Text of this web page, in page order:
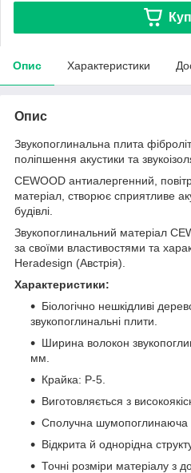
Опис Характеристики
Опис
Звукопоглинальна плита
поліпшення акустики та
CEWOOD антиалергенний,
матеріал, створює сприятливе
будівлі.
Звукопоглинальний матеріал
за своїми властивостями та
Heradesign (Австрія).
Характеристики:
Біологічно нешкідливі
звукопоглинальні плити.
Ширина волокон
мм.
Крайка: P-5.
Виготовляється з
Сполучна шумопоглинаюча
Відкрита й однорідна
Точні розміри матеріалу з